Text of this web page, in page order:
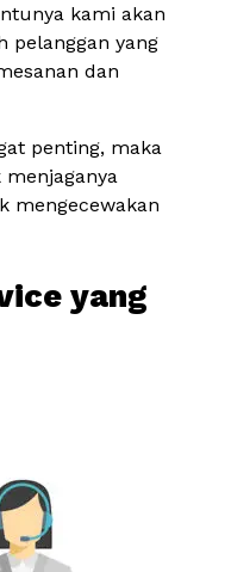
kami akan
pelanggan yang
dan
penting, maka
mengecewakan
yang